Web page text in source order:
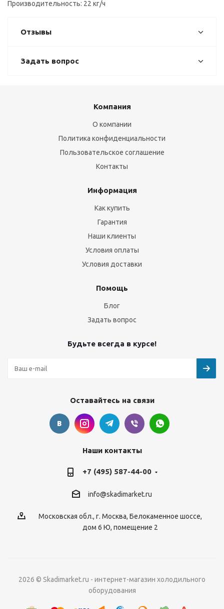
Производительность: 22 кг/ч
Отзывы
Задать вопрос
Компания
О компании
Политика конфиденциальности
Пользовательское соглашение
Контакты
Информация
Как купить
Гарантия
Наши клиенты
Условия оплаты
Условия доставки
Помощь
Блог
Задать вопрос
Будьте всегда в курсе!
Оставайтесь на связи
Наши контакты
+7 (495) 587-44-00
info@skadimarket.ru
Московская обл., г. Москва, Белокаменное шоссе,
дом 6 Ю, помещение 2
2026 © Skadimarket.ru - интернет-магазин холодильного
оборудования